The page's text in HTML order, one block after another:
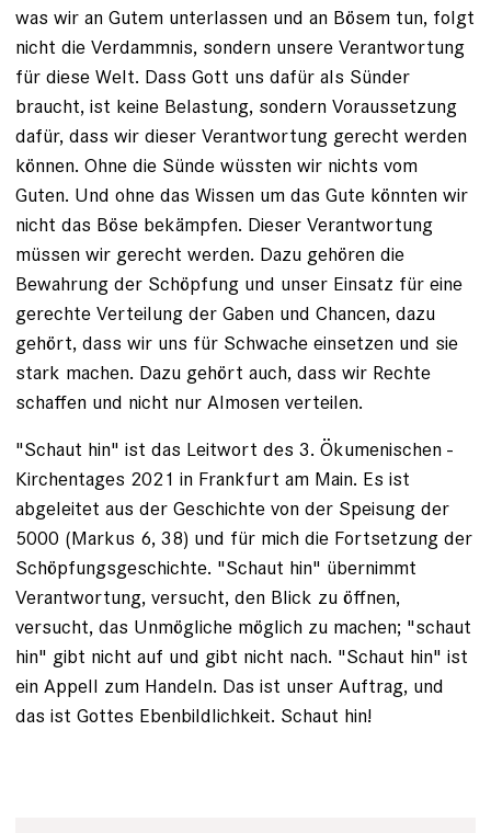
was wir an Gutem unterlassen und an Bösem tun, folgt
nicht die Verdammnis, sondern unsere Verantwortung
für diese Welt. Dass Gott uns dafür als Sünder
braucht, ist keine Belastung, sondern Voraussetzung
dafür, dass wir dieser Verantwortung gerecht werden
können. Ohne die Sünde wüssten wir nichts vom
Guten. Und ohne das Wissen um das Gute könnten wir
nicht das Böse bekämpfen. Dieser Verantwortung
müssen wir gerecht werden. Dazu ge­hören die
Bewahrung der Schöpfung und unser Einsatz für ­eine
gerechte Verteilung der Gaben und Chancen, dazu
gehört, dass wir uns für Schwache einsetzen und sie
stark ­machen. Dazu gehört auch, dass wir Rechte
schaffen und nicht nur Almosen verteilen.
"Schaut hin" ist das Leitwort des 3. Ökumenischen ­
Kirchentages 2021 in Frankfurt am Main. Es ist
abgeleitet aus der Geschichte von der Speisung der
5000 (Markus 6, 38) und für mich die Fortsetzung der
Schöpfungsgeschichte. "Schaut hin" übernimmt
Verantwortung, versucht, den Blick zu öffnen,
versucht, das Unmögliche möglich zu machen; "schaut
hin" gibt nicht auf und gibt nicht nach. "Schaut hin" ist
ein Appell zum Handeln. Das ist unser Auftrag, und
das ist Gottes Ebenbildlichkeit. Schaut hin!